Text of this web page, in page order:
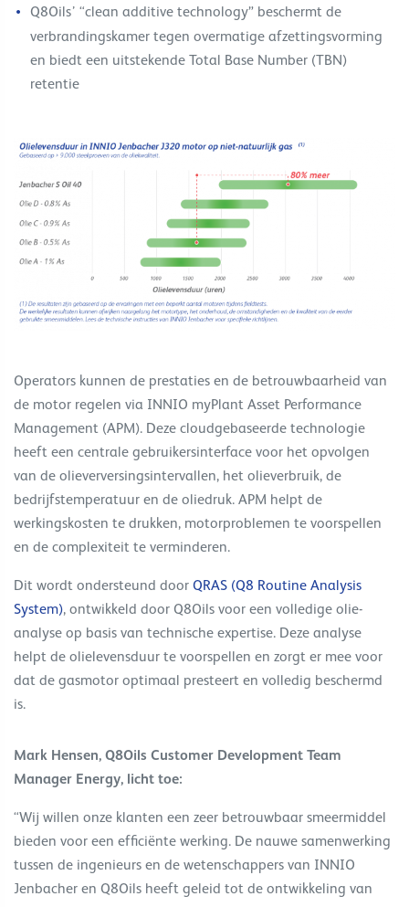
Q8Oils’ “clean additive technology” beschermt de
verbrandingskamer tegen overmatige afzettingsvorming
en biedt een uitstekende Total Base Number (TBN)
retentie
Operators kunnen de prestaties en de betrouwbaarheid van
de motor regelen via INNIO myPlant Asset Performance
Management (APM). Deze cloudgebaseerde technologie
heeft een centrale gebruikersinterface voor het opvolgen
van de olieverversingsintervallen, het olieverbruik, de
bedrijfstemperatuur en de oliedruk. APM helpt de
werkingskosten te drukken, motorproblemen te voorspellen
en de complexiteit te verminderen.
Dit wordt ondersteund door QRAS (Q8 Routine Analysis
System), ontwikkeld door Q8Oils voor een volledige olie-
analyse op basis van technische expertise. Deze analyse
helpt de olielevensduur te voorspellen en zorgt er mee voor
dat de gasmotor optimaal presteert en volledig beschermd
is.
Mark Hensen, Q8Oils Customer Development Team
Manager Energy, licht toe:
“Wij willen onze klanten een zeer betrouwbaar smeermiddel
bieden voor een efficiënte werking. De nauwe samenwerking
tussen de ingenieurs en de wetenschappers van INNIO
Jenbacher en Q8Oils heeft geleid tot de ontwikkeling van